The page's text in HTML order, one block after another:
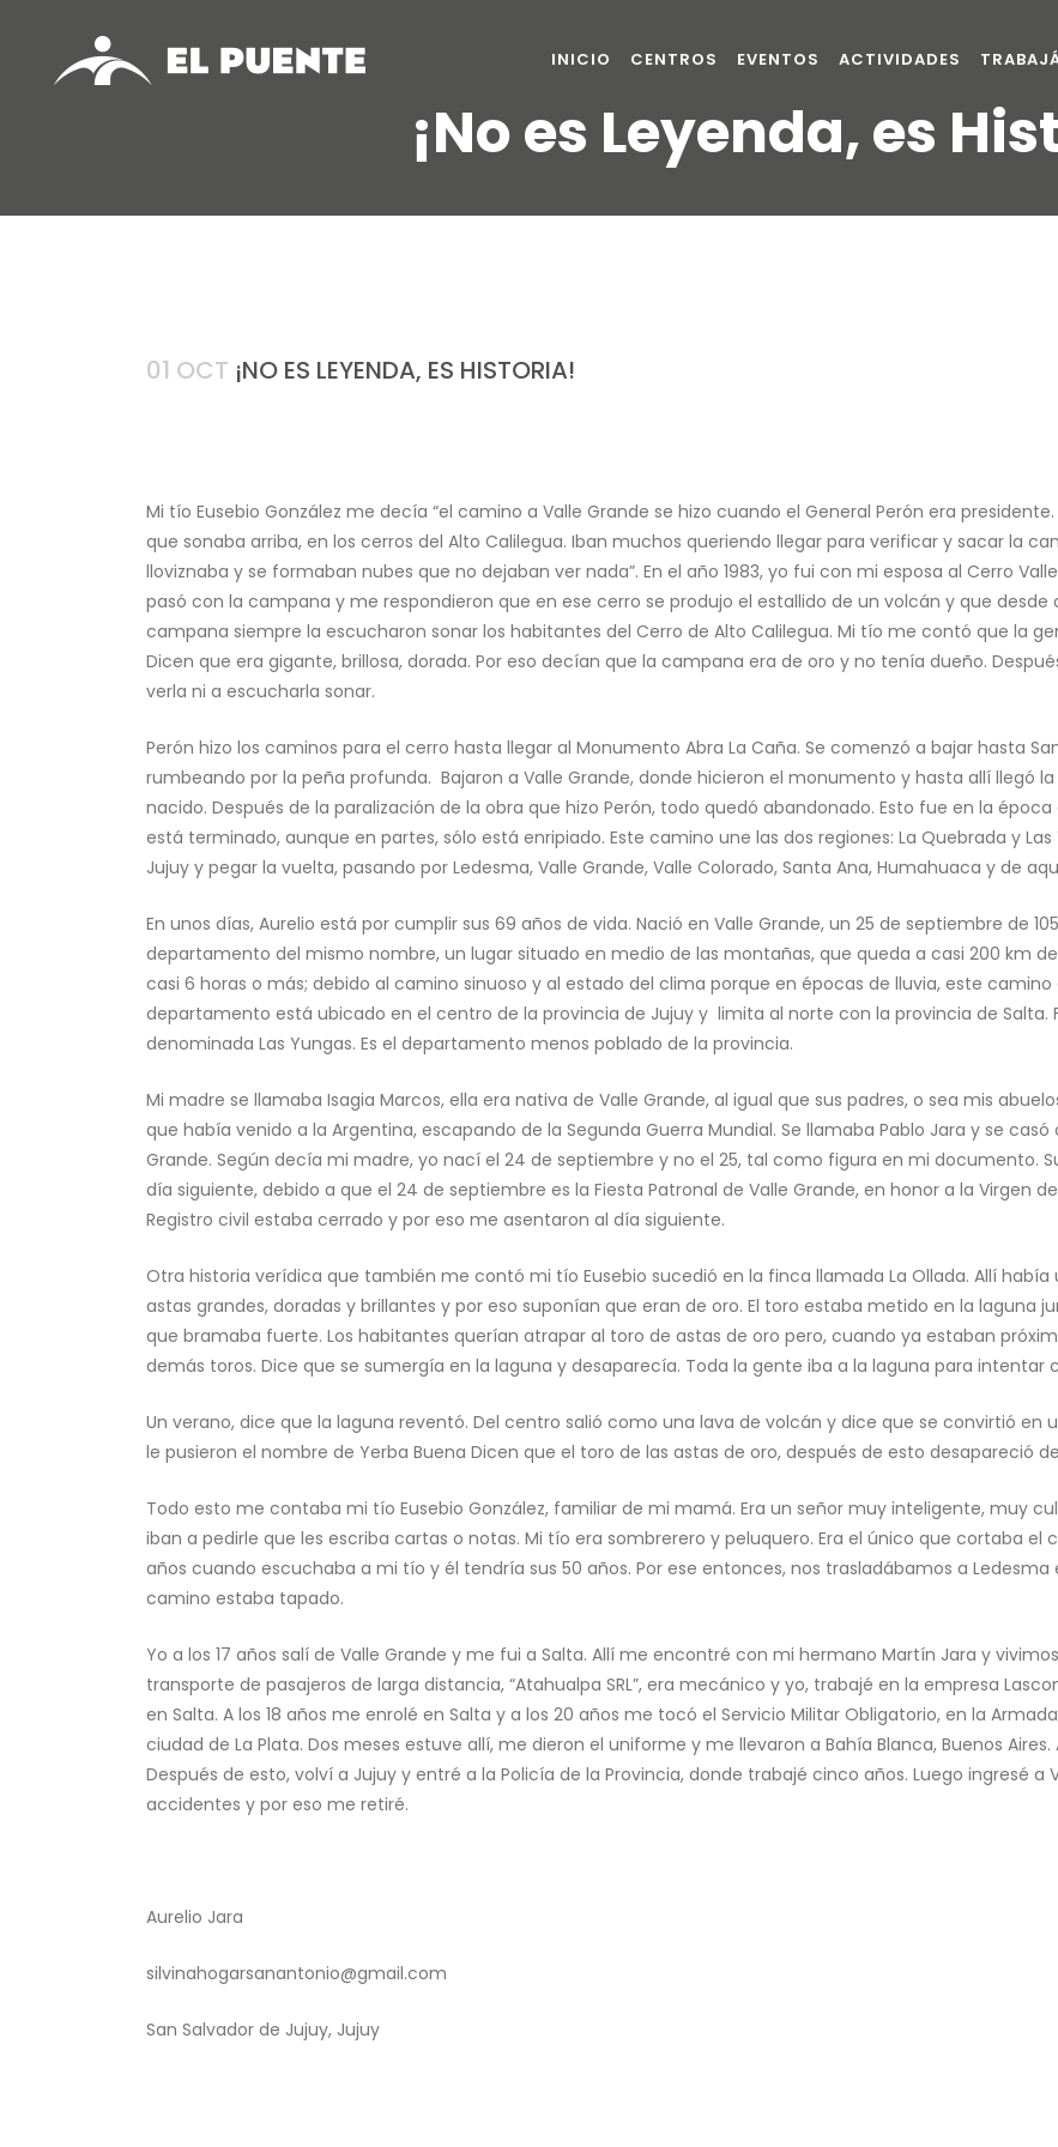
INICIO CENTROS EVENTOS ACTIVIDADES
¡No es Leyenda, es
01 OCT ¡NO ES LEYENDA, ES HISTORIA!
Mi tío Eusebio González me decía “el camino a Valle Grande se hizo cuando el General Perón era
que sonaba arriba, en los cerros del Alto Calilegua. Iban muchos queriendo llegar para verificar y sacar la
lloviznaba y se formaban nubes que no dejaban ver nada”. En el año 1983, yo fui con mi esposa al Cerro
pasó con la campana y me respondieron que en ese cerro se produjo el estallido de un volcán y que
campana siempre la escucharon sonar los habitantes del Cerro de Alto Calilegua. Mi tío me contó que la
Dicen que era gigante, brillosa, dorada. Por eso decían que la campana era de oro y no tenía dueño.
verla ni a escucharla sonar.
Perón hizo los caminos para el cerro hasta llegar al Monumento Abra La Caña. Se comenzó a bajar hasta
rumbeando por la peña profunda. Bajaron a Valle Grande, donde hicieron el monumento y hasta allí llegó
nacido. Después de la paralización de la obra que hizo Perón, todo quedó abandonado. Esto fue en la
está terminado, aunque en partes, sólo está enripiado. Este camino une las dos regiones: La Quebrada y
Jujuy y pegar la vuelta, pasando por Ledesma, Valle Grande, Valle Colorado, Santa Ana, Humahuaca y de
En unos días, Aurelio está por cumplir sus 69 años de vida. Nació en Valle Grande, un 25 de septiembre de
departamento del mismo nombre, un lugar situado en medio de las montañas, que queda a casi 200 km
casi 6 horas o más; debido al camino sinuoso y al estado del clima porque en épocas de lluvia, este
departamento está ubicado en el centro de la provincia de Jujuy y limita al norte con la provincia de Salta.
denominada Las Yungas. Es el departamento menos poblado de la provincia.
Mi madre se llamaba Isagia Marcos, ella era nativa de Valle Grande, al igual que sus padres, o sea mis
que había venido a la Argentina, escapando de la Segunda Guerra Mundial. Se llamaba Pablo Jara y se
Grande. Según decía mi madre, yo nací el 24 de septiembre y no el 25, tal como figura en mi documento.
día siguiente, debido a que el 24 de septiembre es la Fiesta Patronal de Valle Grande, en honor a la Virgen
Registro civil estaba cerrado y por eso me asentaron al día siguiente.
Otra historia verídica que también me contó mi tío Eusebio sucedió en la finca llamada La Ollada. Allí
astas grandes, doradas y brillantes y por eso suponían que eran de oro. El toro estaba metido en la laguna
que bramaba fuerte. Los habitantes querían atrapar al toro de astas de oro pero, cuando ya estaban
demás toros. Dice que se sumergía en la laguna y desaparecía. Toda la gente iba a la laguna para intentar
Un verano, dice que la laguna reventó. Del centro salió como una lava de volcán y dice que se convirtió
le pusieron el nombre de Yerba Buena Dicen que el toro de las astas de oro, después de esto desapareció
Todo esto me contaba mi tío Eusebio González, familiar de mi mamá. Era un señor muy inteligente, muy
iban a pedirle que les escriba cartas o notas. Mi tío era sombrerero y peluquero. Era el único que cortaba el
años cuando escuchaba a mi tío y él tendría sus 50 años. Por ese entonces, nos trasladábamos a
camino estaba tapado.
Yo a los 17 años salí de Valle Grande y me fui a Salta. Allí me encontré con mi hermano Martín Jara y
transporte de pasajeros de larga distancia, “Atahualpa SRL”, era mecánico y yo, trabajé en la empresa
en Salta. A los 18 años me enrolé en Salta y a los 20 años me tocó el Servicio Militar Obligatorio, en la
ciudad de La Plata. Dos meses estuve allí, me dieron el uniforme y me llevaron a Bahía Blanca, Buenos
Después de esto, volví a Jujuy y entré a la Policía de la Provincia, donde trabajé cinco años. Luego ingresé
accidentes y por eso me retiré.
Aurelio Jara
silvinahogarsanantonio@gmail.com
San Salvador de Jujuy, Jujuy